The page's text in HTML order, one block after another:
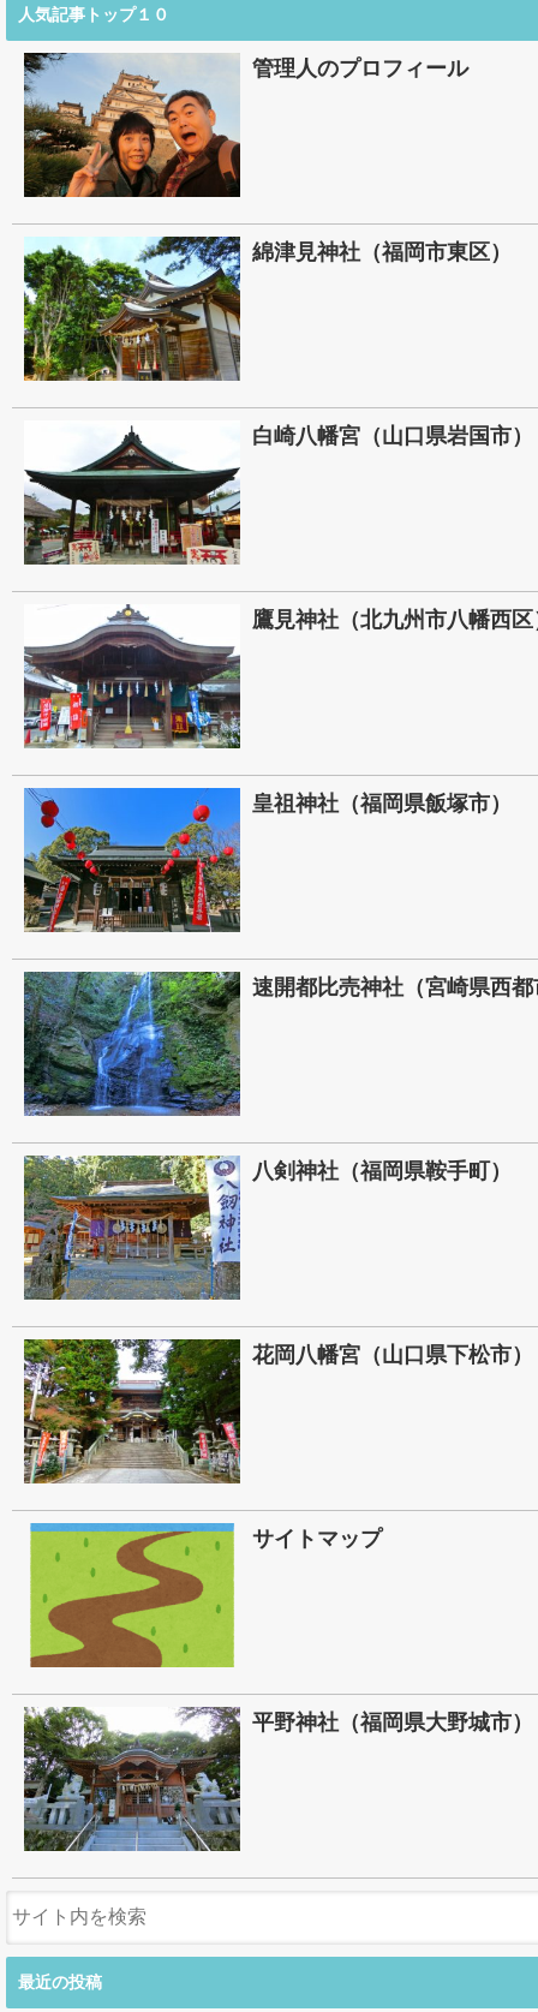
人気記事トップ１０
管理人のプロフィール
綿津見神社（福岡市東区）
白崎八幡宮（山口県岩国市）
鷹見神社（北九州市八幡西区
皇祖神社（福岡県飯塚市）
速開都比売神社（宮崎県西
八剣神社（福岡県鞍手町）
花岡八幡宮（山口県下松市）
サイトマップ
平野神社（福岡県大野城市）
最近の投稿